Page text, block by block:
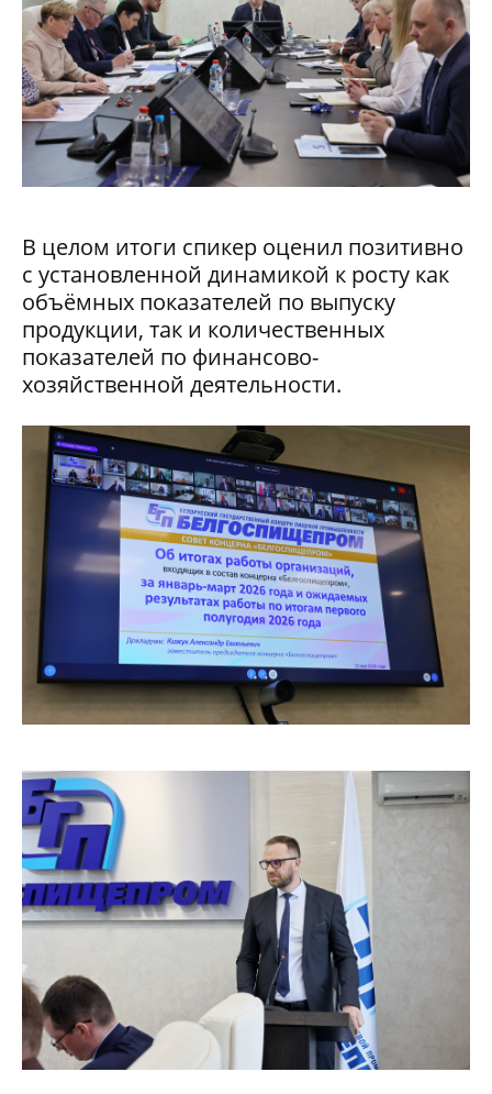
В целом итоги спикер оценил позитивно
с установленной динамикой к росту как
объёмных показателей по выпуску
продукции, так и количественных
показателей по финансово-
хозяйственной деятельности.